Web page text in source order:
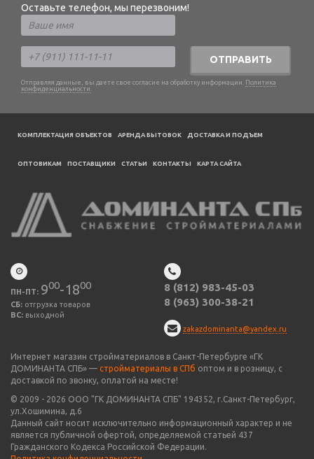
Оставьте телефон, мы перезвоним!
ОТПРАВИТЬ
Отправляя данные, вы даете свое согласие на обработку информации. Политика
конфиденциальности .
КОМПЛЕКТАЦИЯ ОБЪЕКТОВ АРЕНДА БЫТОВОК ДОСТАВКА И ПОДЪЕМ
ОПТОВИКАМ ПОСТАВЩИКИ CТАТЬИ КОНТАКТЫ КАРТА САЙТА
ПН-ПТ: 900-1800
СБ: отгрузка товаров
ВС: выходной
8 (812) 983-45-03
8 (963) 300-38-21
zakazdominanta@yandex.ru
Интернет магазин стройматериалов в Санкт-Петербурге «ГК
ДОМИНАНТА СПБ» — стройматериалы в СПб оптом и в розницу, с
доставкой по звонку, оплатой на месте!
© 2009 - 2026 ООО "ГК ДОМИНАНТА СПБ" 194352, г.Санкт-Петербург,
ул.Хошимина, д.6
Данный сайт носит исключительно информационный характер и не
является публичной офертой, определяемой статьей 437
Гражданского Кодекса Российской Федерации.